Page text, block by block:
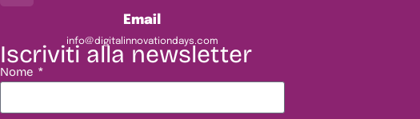
Email
info@digitalinnovationdays.com
Iscriviti alla newsletter
Nome